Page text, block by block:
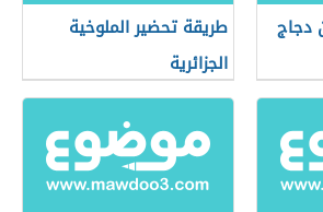
دجاج
طريقة تحضير الملوخية
الجزائرية